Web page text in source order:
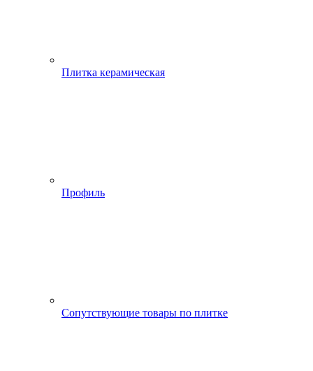
Плитка керамическая
Профиль
Сопутствующие товары по плитке